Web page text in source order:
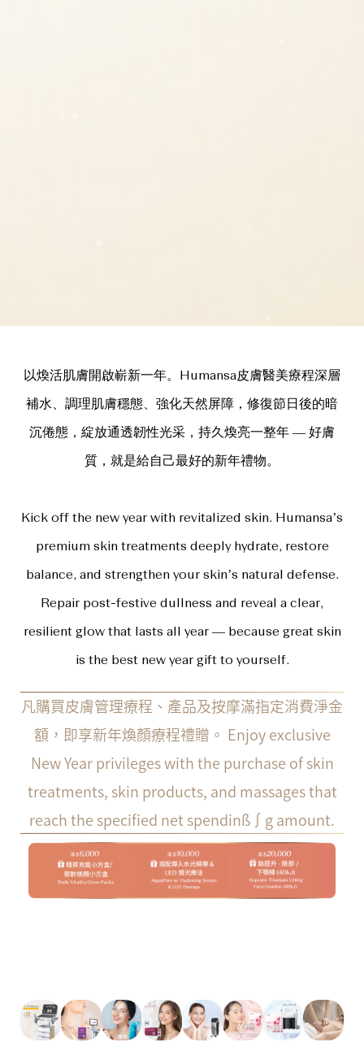
以煥活肌膚開啟嶄新一年。Humansa皮膚醫美療程深層
補水、調理肌膚穩態、強化天然屏障，修復節日後的暗
沉倦態，綻放通透韌性光采，持久煥亮一整年 — 好膚
質，就是給自己最好的新年禮物。
Kick off the new year with revitalized skin. Humansa’s
premium skin treatments deeply hydrate, restore
balance, and strengthen your skin’s natural defense.
Repair post-festive dullness and reveal a clear,
resilient glow that lasts all year — because great skin
is the best new year gift to yourself.
凡購買皮膚管理療程、產品及按摩滿指定消費淨金
額，即享新年煥顏療程禮贈。 Enjoy exclusive
New Year privileges with the purchase of skin
treatments, skin products, and massages that
reach the specified net spendinß∫g amount.